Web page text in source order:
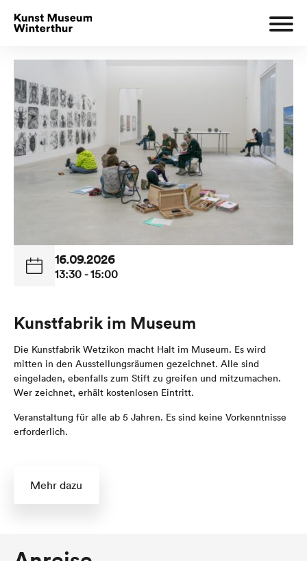
16.09.2026
13:30 - 15:00
Kunstfabrik im Museum
Die Kunstfabrik Wetzikon macht Halt im Museum. Es wird
mitten in den Ausstellungsräumen gezeichnet. Alle sind
eingeladen, ebenfalls zum Stift zu greifen und mitzumachen.
Wer zeichnet, erhält kostenlosen Eintritt.
Veranstaltung für alle ab 5 Jahren. Es sind keine Vorkenntnisse
erforderlich.
Mehr dazu